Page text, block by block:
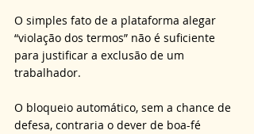
O simples fato de a plataforma alegar
“violação dos termos” não é suficiente
para justificar a exclusão de um
trabalhador.
O bloqueio automático, sem a chance de
defesa, contraria o dever de boa-fé